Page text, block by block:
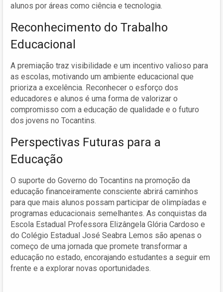
alunos por áreas como ciência e tecnologia.
Reconhecimento do Trabalho
Educacional
A premiação traz visibilidade e um incentivo valioso para
as escolas, motivando um ambiente educacional que
prioriza a excelência. Reconhecer o esforço dos
educadores e alunos é uma forma de valorizar o
compromisso com a educação de qualidade e o futuro
dos jovens no Tocantins.
Perspectivas Futuras para a
Educação
O suporte do Governo do Tocantins na promoção da
educação financeiramente consciente abrirá caminhos
para que mais alunos possam participar de olimpíadas e
programas educacionais semelhantes. As conquistas da
Escola Estadual Professora Elizângela Glória Cardoso e
do Colégio Estadual José Seabra Lemos são apenas o
começo de uma jornada que promete transformar a
educação no estado, encorajando estudantes a seguir em
frente e a explorar novas oportunidades.